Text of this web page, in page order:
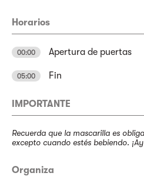
Horarios
00:00 Apertura de puertas
05:00 Fin
IMPORTANTE
Recuerda que la mascarilla es
excepto cuando estés bebiendo.
Organiza